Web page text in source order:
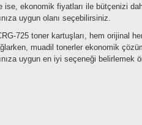
ise, ekonomik fiyatları ile bütçenizi
uygun olanı seçebilirsiniz.
725 toner kartuşları, hem orijinal
muadil tonerler ekonomik
uygun en iyi seçeneği belirlemek